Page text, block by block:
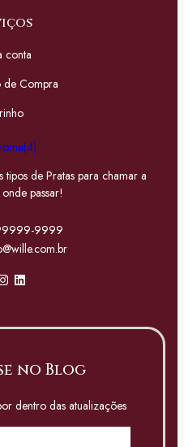
conta
de Compra
de Pratas para chamar a
passar!
9999
no Blog
dentro das atualizações